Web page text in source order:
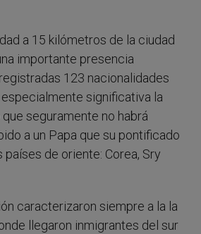
a 15 kilómetros de la ciudad
importante presencia
123 nacionalidades
significativa la
seguramente no habrá
a un Papa que su pontificado
países de oriente: Corea, Sry
caracterizaron siempre a la la
llegaron inmigrantes del sur